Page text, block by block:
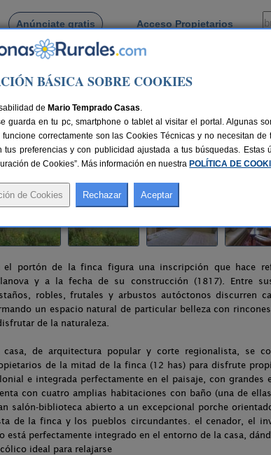
Anúnciate gratis Acceso Propietarios
km de Ourense Compartir:
el portón de la finca figura una inscripción que hace
y a la fecha de su construcción (1817). Entre
robles, frutales y arbustos autóctonos discurren
un espacio natural de particular belleza con
de la naturaleza.
casa, de arquitectura popular y corte regionalista, se
de la mitad de la finca (12 has) para disfrute
e integrada perfectamente en el paisaje, con grandes
con cuatro amplias habitaciones con baño (una de
salón-biblioteca abierto a un excepcional porche
de la finca y los pueblos circundantes. el cenador, el
está perfectamente integrado en el entorno de la casa,
ideal para relajarse
BÁSICA SOBRE COOKIES
de Mario Temprado Casas.
en tu pc, smartphone o tablet al visitar el portal. Algunas
correctamente son las Cookies Técnicas y no necesitan
preferencias y con publicidad ajustada a tus búsquedas. Estas
de Cookies”. Más información en nuestra POLÍTICA DE